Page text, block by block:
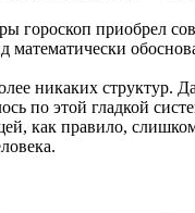
гороскоп приобрел
никаких структур.
по этой гладкой
как правило,